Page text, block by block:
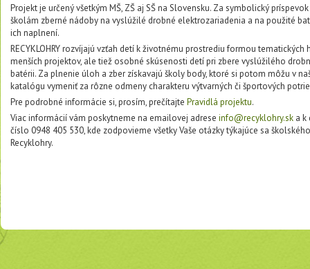
Projekt je určený všetkým MŠ, ZŠ aj SŠ na Slovensku. Za symbolický
školám zberné nádoby na vyslúžilé drobné elektrozariadenia a na použité
ich naplnení.
RECYKLOHRY rozvíjajú vzťah detí k životnému prostrediu formou tematických
menších projektov, ale tiež osobné skúsenosti detí pri zbere vyslúžilého
batérii. Za plnenie úloh a zber získavajú školy body, ktoré si potom môžu v
katalógu vymeniť za rôzne odmeny charakteru výtvarných či športových
Pre podrobné informácie si, prosím, prečítajtePravidlá projektu.
Viac informácií vám poskytneme na emailovej adreseinfo@recyklohry.sk a k
číslo 0948 405 530, kde zodpovieme všetky Vaše otázky týkajúce sa
Recyklohry.